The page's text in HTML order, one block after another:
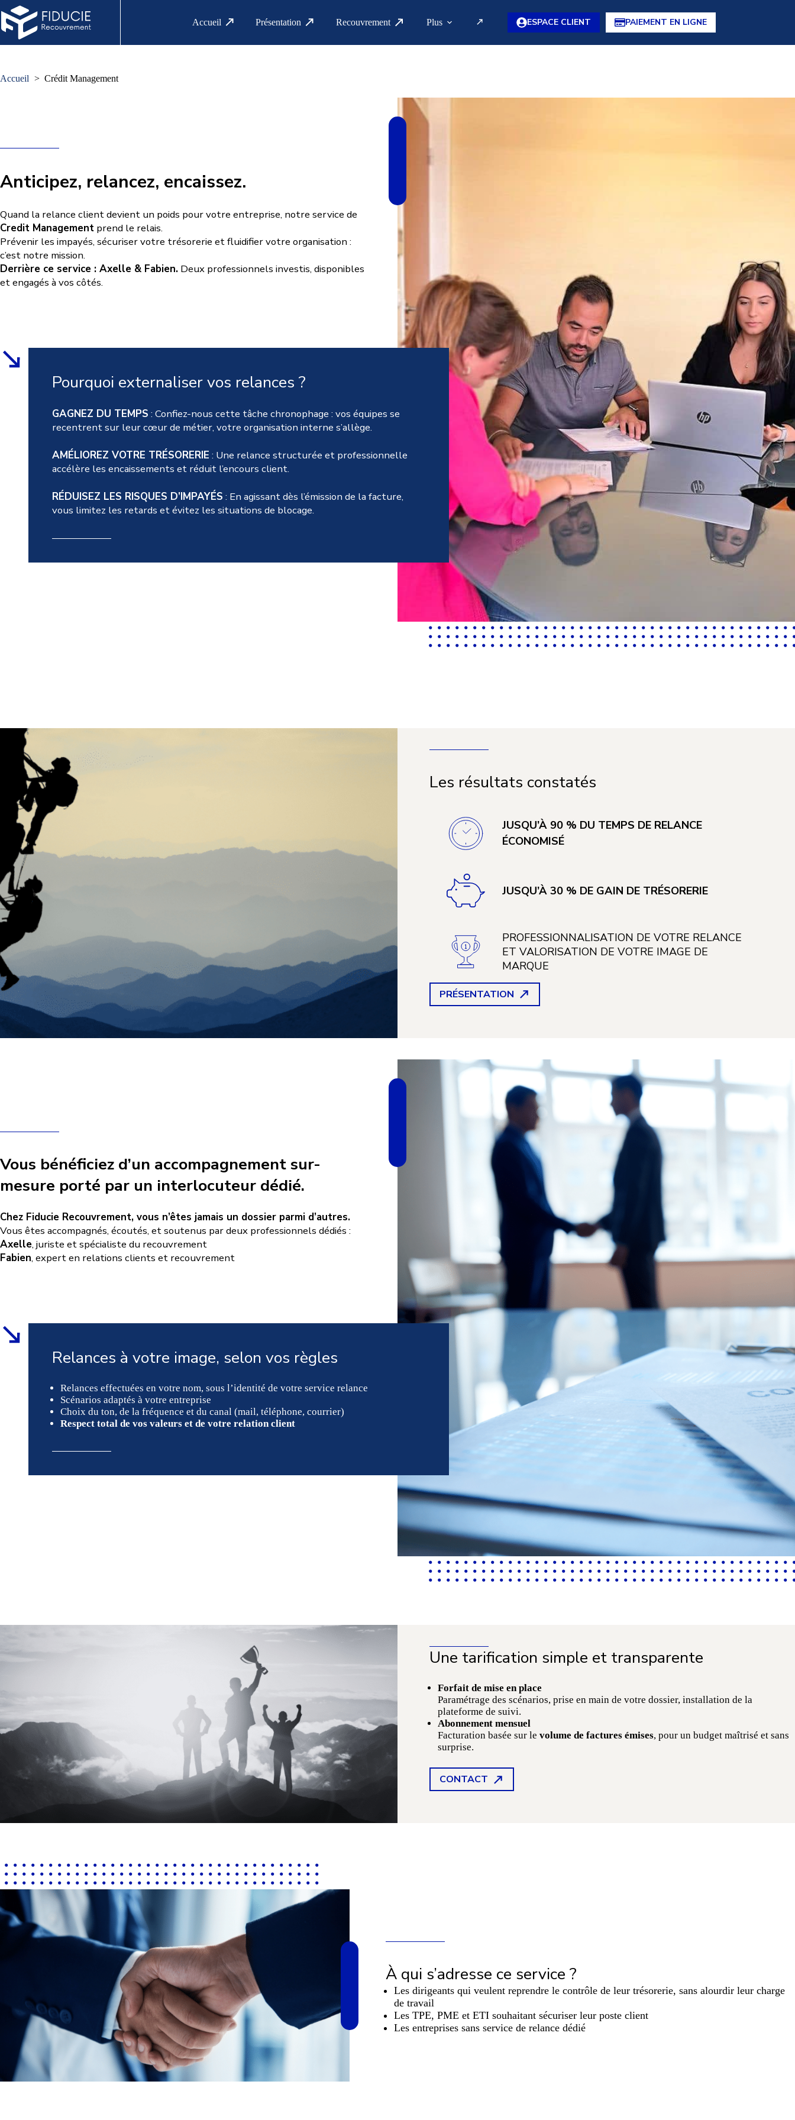
Passer
au
contenu
Accueil Présentation Recouvrement Plus ESPACE CLIENT PAIEMENT EN LIGNE
Accueil Crédit Management
Anticipez, relancez, encaissez.
Quand la relance client devient un poids pour votre entreprise, notre service de
Credit Management prend le relais.
Prévenir les impayés, sécuriser votre trésorerie et fluidifier votre organisation :
c’est notre mission.
Derrière ce service : Axelle & Fabien. Deux professionnels investis, disponibles
et engagés à vos côtés.
Pourquoi externaliser vos relances ?
GAGNEZ DU TEMPS : Confiez-nous cette tâche chronophage : vos équipes se
recentrent sur leur cœur de métier, votre organisation interne s’allège.
AMÉLIOREZ VOTRE TRÉSORERIE : Une relance structurée et professionnelle
accélère les encaissements et réduit l’encours client.
RÉDUISEZ LES RISQUES D’IMPAYÉS : En agissant dès l’émission de la facture,
vous limitez les retards et évitez les situations de blocage.
Les résultats constatés
JUSQU’À 90 % DU TEMPS DE RELANCE
ÉCONOMISÉ
JUSQU’À 30 % DE GAIN DE TRÉSORERIE
PROFESSIONNALISATION DE VOTRE RELANCE
ET VALORISATION DE VOTRE IMAGE DE
MARQUE
PRÉSENTATION
Vous bénéficiez d’un accompagnement sur-
mesure porté par un interlocuteur dédié.
Chez Fiducie Recouvrement, vous n’êtes jamais un dossier parmi d’autres.
Vous êtes accompagnés, écoutés, et soutenus par deux professionnels dédiés :
Axelle, juriste et spécialiste du recouvrement
Fabien, expert en relations clients et recouvrement
Relances à votre image, selon vos règles
Relances effectuées en votre nom, sous l’identité de votre service relance
Scénarios adaptés à votre entreprise
Choix du ton, de la fréquence et du canal (mail, téléphone, courrier)
Respect total de vos valeurs et de votre relation client
Une tarification simple et transparente
Forfait de mise en place
Paramétrage des scénarios, prise en main de votre dossier, installation de la
plateforme de suivi.
Abonnement mensuel
Facturation basée sur levolume de factures émises, pour un budget maîtrisé et sans
surprise.
CONTACT
À qui s’adresse ce service ?
Les dirigeants qui veulent reprendre le contrôle de leur trésorerie, sans alourdir leur charge
de travail
Les TPE, PME et ETI souhaitant sécuriser leur poste client
Les entreprises sans service de relance dédié